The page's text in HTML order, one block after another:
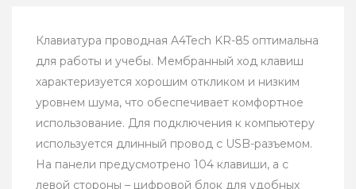
Клавиатура проводная A4Tech KR-85 оптимальна
для работы и учебы. Мембранный ход клавиш
характеризуется хорошим откликом и низким
уровнем шума, что обеспечивает комфортное
использование. Для подключения к компьютеру
используется длинный провод с USB-разъемом.
На панели предусмотрено 104 клавиши, а с
левой стороны – цифровой блок для удобных